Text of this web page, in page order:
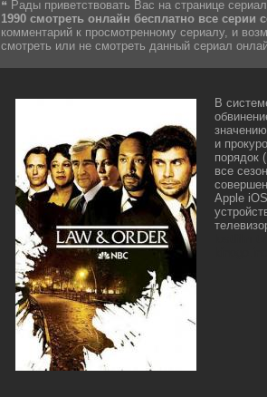
❝ Рады приветствовать Вас на странице
1990 смотреть онлайн бесплатно все серии
комментарий к просмотренному сериалу, и
смотреть или не смотреть данный сериал
В
и
порядок
все
Apple